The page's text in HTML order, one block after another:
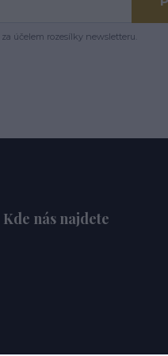
za účelem rozesílky newsletteru.
Kde nás najdete